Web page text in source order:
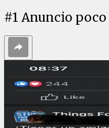
#1 Anuncio